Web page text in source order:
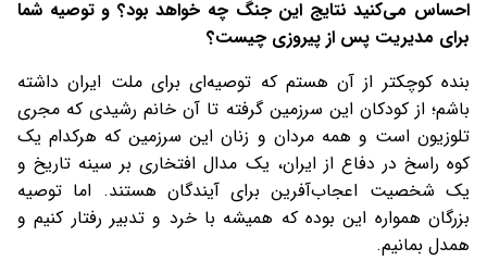
احساس می‌کنید نتایج این جنگ چه خواهد بود؟ و توصیه شما
برای مدیریت پس از پیروزی چیست؟
بنده کوچکتر از آن هستم که توصیه‌ای برای ملت ایران داشته
باشم؛ از کودکان این سرزمین گرفته تا آن خانم رشیدی که مجری
تلوزیون است و همه مردان و زنان این سرزمین که هرکدام یک
کوه راسخ در دفاع از ایران، یک مدال افتخاری بر سینه تاریخ و
یک شخصیت اعجاب‌آفرین برای آیندگان هستند. اما توصیه
بزرگان همواره این بوده که همیشه با خرد و تدبیر رفتار کنیم و
همدل بمانیم.